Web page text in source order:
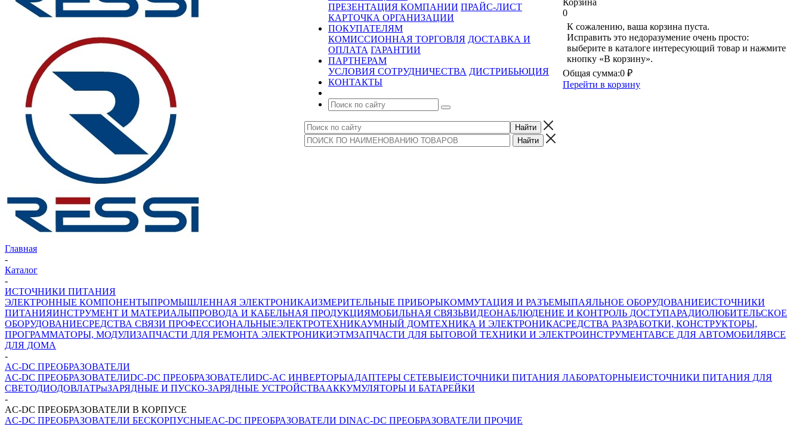
ПРЕЗЕНТАЦИЯ КОМПАНИИ ПРАЙС-ЛИСТ
КАРТОЧКА ОРГАНИЗАЦИИ
ПОКУПАТЕЛЯМ
КОМИССИОННАЯ ТОРГОВЛЯ ДОСТАВКА И
ОПЛАТА ГАРАНТИИ
ПАРТНЕРАМ
УСЛОВИЯ СОТРУДНИЧЕСТВА ДИСТРИБЬЮЦИЯ
КОНТАКТЫ
Корзина
0
К сожалению, ваша корзина пуста.
Исправить это недоразумение очень просто:
выберите в каталоге интересующий товар и нажмите
кнопку «В корзину».
Общая сумма:0 ₽
Перейти в корзину
Главная
-
Каталог
-
ИСТОЧНИКИ ПИТАНИЯ
ЭЛЕКТРОННЫЕ КОМПОНЕНТЫПРОМЫШЛЕННАЯ ЭЛЕКТРОНИКАИЗМЕРИТЕЛЬНЫЕ ПРИБОРЫКОММУТАЦИЯ И РАЗЪЕМЫПАЯЛЬНОЕ ОБОРУДОВАНИЕИСТОЧНИКИ
ПИТАНИЯИНСТРУМЕНТ И МАТЕРИАЛЫПРОВОДА И КАБЕЛЬНАЯ ПРОДУКЦИЯМОБИЛЬНАЯ СВЯЗЬВИДЕОНАБЛЮДЕНИЕ И КОНТРОЛЬ ДОСТУПАРАДИОЛЮБИТЕЛЬСКОЕ
ОБОРУДОВАНИЕСРЕДСТВА СВЯЗИ ПРОФЕССИОНАЛЬНЫЕЭЛЕКТРОТЕХНИКАУМНЫЙ ДОМТЕХНИКА И ЭЛЕКТРОНИКАСРЕДСТВА РАЗРАБОТКИ, КОНСТРУКТОРЫ,
ПРОГРАММАТОРЫ, МОДУЛИЗАПЧАСТИ ДЛЯ РЕМОНТА ЭЛЕКТРОНИКИЭТМЗАПЧАСТИ ДЛЯ БЫТОВОЙ ТЕХНИКИ И ЭЛЕКТРОИНСТРУМЕНТАВСЕ ДЛЯ АВТОМОБИЛЯВСЕ
ДЛЯ ДОМА
-
AC-DC ПРЕОБРАЗОВАТЕЛИ
AC-DC ПРЕОБРАЗОВАТЕЛИDC-DC ПРЕОБРАЗОВАТЕЛИDC-AC ИНВЕРТОРЫАДАПТЕРЫ СЕТЕВЫЕИСТОЧНИКИ ПИТАНИЯ ЛАБОРАТОРНЫЕИСТОЧНИКИ ПИТАНИЯ ДЛЯ
СВЕТОДИОДОВЛАТРыЗАРЯДНЫЕ И ПУСКО-ЗАРЯДНЫЕ УСТРОЙСТВААККУМУЛЯТОРЫ И БАТАРЕЙКИ
-
AC-DC ПРЕОБРАЗОВАТЕЛИ В КОРПУСЕ
AC-DC ПРЕОБРАЗОВАТЕЛИ БЕСКОРПУСНЫЕAC-DC ПРЕОБРАЗОВАТЕЛИ DINAC-DC ПРЕОБРАЗОВАТЕЛИ ПРОЧИЕ